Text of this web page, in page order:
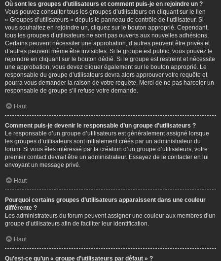
Où sont les groupes d’utilisateurs et comment puis-je en rejoindre un ?
Vous pouvez consulter tous les groupes d’utilisateurs en cliquant sur le lien
« Groupes d’utilisateurs » depuis le panneau de contrôle de l’utilisateur. Si
vous souhaitez en rejoindre un, cliquez sur le bouton approprié. Cependant,
tous les groupes d’utilisateurs ne sont pas ouverts aux nouvelles adhésions.
Certains peuvent nécessiter une approbation, d’autres peuvent être privés et
d’autres peuvent même être invisibles. Si le groupe est public, vous pouvez le
rejoindre en cliquant sur le bouton dédié. Si le groupe est restreint et nécessite
une approbation, vous devez cliquer également sur le bouton approprié. Le
responsable du groupe d’utilisateurs devra alors approuver votre requête et
pourra vous demander la raison de votre requête. Merci de ne pas harceler un
responsable de groupe s’il refuse votre demande.
Haut
Comment puis-je devenir le responsable d’un groupe d’utilisateurs ?
Le responsable d’un groupe d’utilisateurs est généralement assigné lorsque
les groupes d’utilisateurs sont initialement créés par un administrateur du
forum. Si vous êtes intéressé par la création d’un groupe d’utilisateurs, votre
premier contact devrait être un administrateur. Essayez de le contacter en lui
envoyant un message privé.
Haut
Pourquoi certains groupes d’utilisateurs apparaissent dans une couleur
différente ?
Les administrateurs du forum peuvent assigner une couleur aux membres d’un
groupe d’utilisateurs afin de faciliter leur identification.
Haut
Qu’est-ce qu’un « groupe d’utilisateurs par défaut » ?